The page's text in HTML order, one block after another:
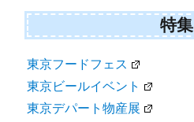
特集
東京フードフェス
東京ビールイベント
東京デパート物産展